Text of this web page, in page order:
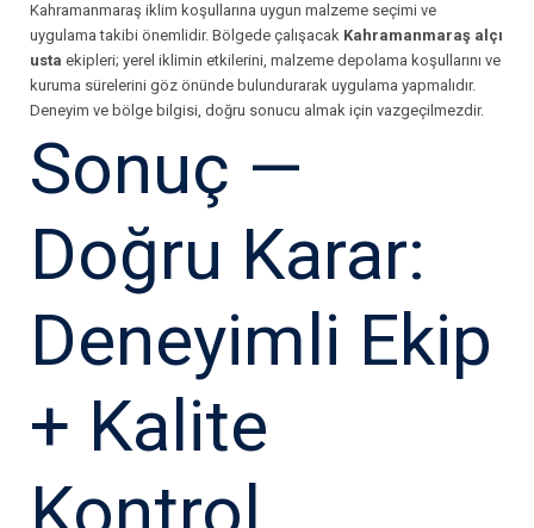
Kahramanmaraş iklim koşullarına uygun malzeme seçimi ve
uygulama takibi önemlidir. Bölgede çalışacak Kahramanmaraş alçı
usta ekipleri; yerel iklimin etkilerini, malzeme depolama koşullarını ve
kuruma sürelerini göz önünde bulundurarak uygulama yapmalıdır.
Deneyim ve bölge bilgisi, doğru sonucu almak için vazgeçilmezdir.
Sonuç —
Doğru Karar:
Deneyimli Ekip
+ Kalite